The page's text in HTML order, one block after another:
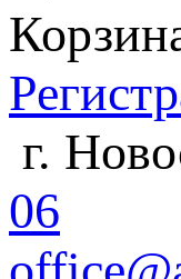
г.
06